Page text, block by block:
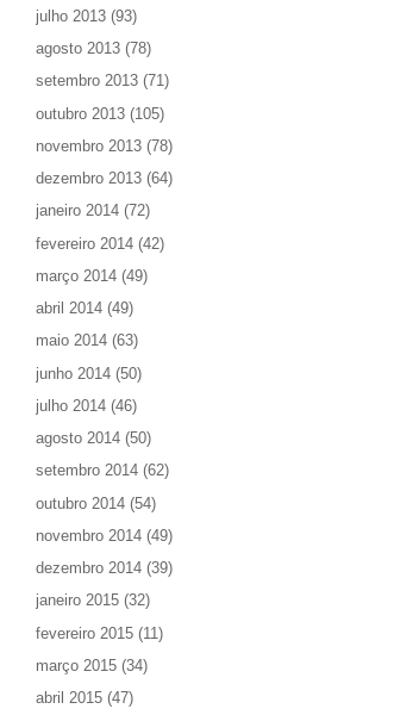
julho 2013 (93)
agosto 2013 (78)
setembro 2013 (71)
outubro 2013 (105)
novembro 2013 (78)
dezembro 2013 (64)
janeiro 2014 (72)
fevereiro 2014 (42)
março 2014 (49)
abril 2014 (49)
maio 2014 (63)
junho 2014 (50)
julho 2014 (46)
agosto 2014 (50)
setembro 2014 (62)
outubro 2014 (54)
novembro 2014 (49)
dezembro 2014 (39)
janeiro 2015 (32)
fevereiro 2015 (11)
março 2015 (34)
abril 2015 (47)